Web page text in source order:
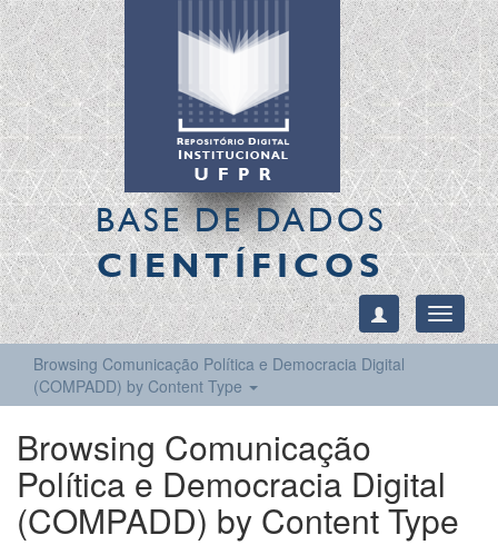
BASE DE DADOS
CIENTÍFICOS
Toggle
Browsing Comunicação Política e Democracia Digital
(COMPADD) by Content Type
Browsing Comunicação
Política e Democracia Digital
(COMPADD) by Content Type